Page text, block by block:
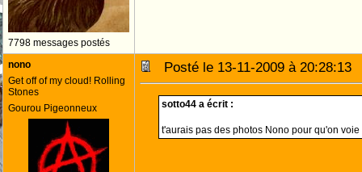
7798 messages postés
nono
Get off of my cloud! Rolling
Stones
Gourou Pigeonneux
Posté le 13-11-2009 à
sotto44 a écrit :
t'aurais pas des photos Nono pour qu'on